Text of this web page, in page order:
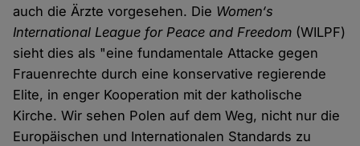
auch die Ärzte vorgesehen. Die Women‘s
International League for Peace and Freedom (WILPF)
sieht dies als "eine fundamentale Attacke gegen
Frauenrechte durch eine konservative regierende
Elite, in enger Kooperation mit der katholische
Kirche. Wir sehen Polen auf dem Weg, nicht nur die
Europäischen und Internationalen Standards zu